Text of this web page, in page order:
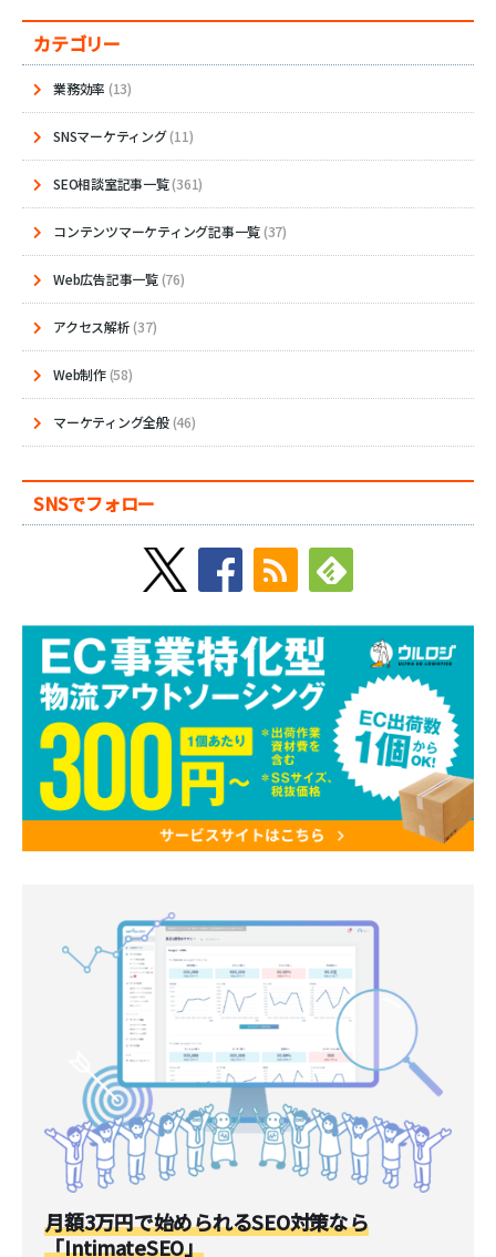
カテゴリー
業務効率 (13)
SNSマーケティング(11)
SEO相談室記事一覧(361)
コンテンツマーケティング記事一覧(37)
Web広告記事一覧(76)
アクセス解析(37)
Web制作(58)
マーケティング全般(46)
SNSでフォロー
月額3万円で始められるSEO対策なら
「IntimateSEO」